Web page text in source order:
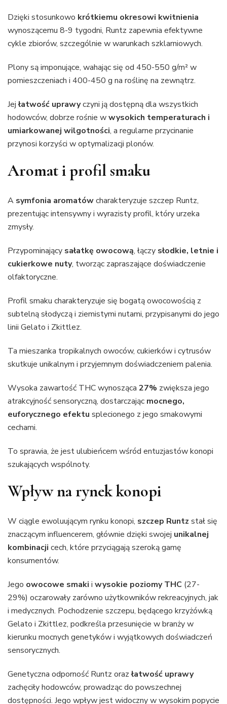
Dzięki stosunkowo krótkiemu okresowi kwitnienia
wynoszącemu 8-9 tygodni, Runtz zapewnia efektywne
cykle zbiorów, szczególnie w warunkach szklarniowych.
Plony są imponujące, wahając się od 450-550 g/m² w
pomieszczeniach i 400-450 g na roślinę na zewnątrz.
Jejłatwość uprawyczyni ją dostępną dla wszystkich
hodowców, dobrze rośnie wwysokich temperaturach i
umiarkowanej wilgotności, a regularne przycinanie
przynosi korzyści w optymalizacji plonów.
Aromat i profil smaku
A symfonia aromatówcharakteryzuje szczep Runtz,
prezentując intensywny i wyrazisty profil, który urzeka
zmysły.
Przypominający sałatkę owocową, łączy słodkie, letnie i
cukierkowe nuty, tworząc zapraszające doświadczenie
olfaktoryczne.
Profil smaku charakteryzuje się bogatą owocowością z
subtelną słodyczą i ziemistymi nutami, przypisanymi do jego
linii Gelato i Zkittlez.
Ta mieszanka tropikalnych owoców, cukierków i cytrusów
skutkuje unikalnym i przyjemnym doświadczeniem palenia.
Wysoka zawartość THC wynosząca 27% zwiększa jego
atrakcyjność sensoryczną, dostarczając mocnego,
euforycznego efektu splecionego z jego smakowymi
cechami.
To sprawia, że jest ulubieńcem wśród entuzjastów konopi
szukających wspólnoty.
Wpływ na rynek konopi
W ciągle ewoluującym rynku konopi, szczep Runtz stał się
znaczącym influencerem, głównie dzięki swojej unikalnej
kombinacji cech, które przyciągają szeroką gamę
konsumentów.
Jego owocowe smaki i wysokie poziomy THC (27-
29%) oczarowały zarówno użytkowników rekreacyjnych, jak
i medycznych. Pochodzenie szczepu, będącego krzyżówką
Gelato i Zkittlez, podkreśla przesunięcie w branży w
kierunku mocnych genetyków i wyjątkowych doświadczeń
sensorycznych.
Genetyczna odporność Runtz orazłatwość uprawy
zachęciły hodowców, prowadząc do powszechnej
dostępności. Jego wpływ jest widoczny w wysokim popycie